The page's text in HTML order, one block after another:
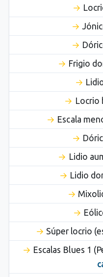
Frigio
Locrio
Escala
Lidio
Lidio
Súper locrio
Escalas Blues 1